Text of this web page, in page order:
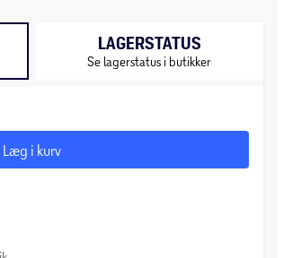
LAGERSTATUS
Se lagerstatus i butikker
Læg i kurv